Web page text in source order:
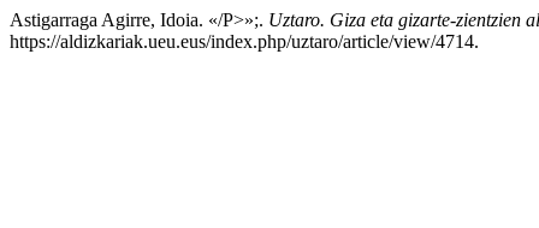
Astigarraga Agirre, Idoia. «/P>»;. Uztaro. Giza eta gizarte-zientzien
https://aldizkariak.ueu.eus/index.php/uztaro/article/view/4714.